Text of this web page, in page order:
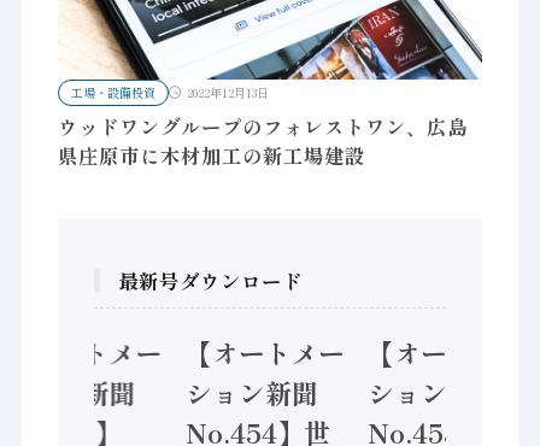
工場・設備投資 2022年12月13日
ウッドワングループのフォレストワン、広島
県庄原市に木材加工の新工場建設
最新号ダウンロード
【オートメー
ション新聞
No.455】
【オートメー
ション新聞
No.454】世
【オートメー
ション新聞
No.453】フ